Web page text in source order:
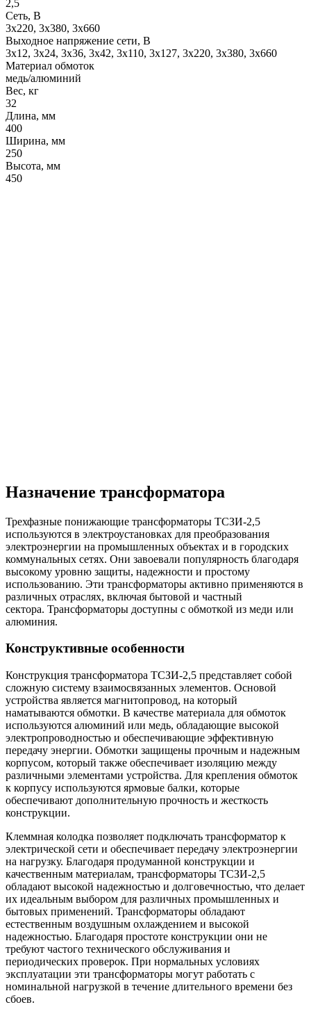
2,5
Сеть, В
3x220, 3х380, 3x660
Выходное напряжение сети, В
3x12, 3x24, 3x36, 3x42, 3x110, 3x127, 3x220, 3x380, 3x660
Материал обмоток
медь/алюминий
Вес, кг
32
Длина, мм
400
Ширина, мм
250
Высота, мм
450
Назначение трансформатора
Трехфазные понижающие трансформаторы ТСЗИ-2,5
используются в электроустановках для преобразования
электроэнергии на промышленных объектах и в городских
коммунальных сетях. Они завоевали популярность благодаря
высокому уровню защиты, надежности и простому
использованию. Эти трансформаторы активно применяются в
различных отраслях, включая бытовой и частный
сектора. Трансформаторы доступны с обмоткой из меди или
алюминия.
Конструктивные особенности
Конструкция трансформатора ТСЗИ-2,5 представляет собой
сложную систему взаимосвязанных элементов. Основой
устройства является магнитопровод, на который
наматываются обмотки. В качестве материала для обмоток
используются алюминий или медь, обладающие высокой
электропроводностью и обеспечивающие эффективную
передачу энергии. Обмотки защищены прочным и надежным
корпусом, который также обеспечивает изоляцию между
различными элементами устройства. Для крепления обмоток
к корпусу используются ярмовые балки, которые
обеспечивают дополнительную прочность и жесткость
конструкции.
Клеммная колодка позволяет подключать трансформатор к
электрической сети и обеспечивает передачу электроэнергии
на нагрузку. Благодаря продуманной конструкции и
качественным материалам, трансформаторы ТСЗИ-2,5
обладают высокой надежностью и долговечностью, что делает
их идеальным выбором для различных промышленных и
бытовых применений. Трансформаторы обладают
естественным воздушным охлаждением и высокой
надежностью. Благодаря простоте конструкции они не
требуют частого технического обслуживания и
периодических проверок. При нормальных условиях
эксплуатации эти трансформаторы могут работать с
номинальной нагрузкой в течение длительного времени без
сбоев.